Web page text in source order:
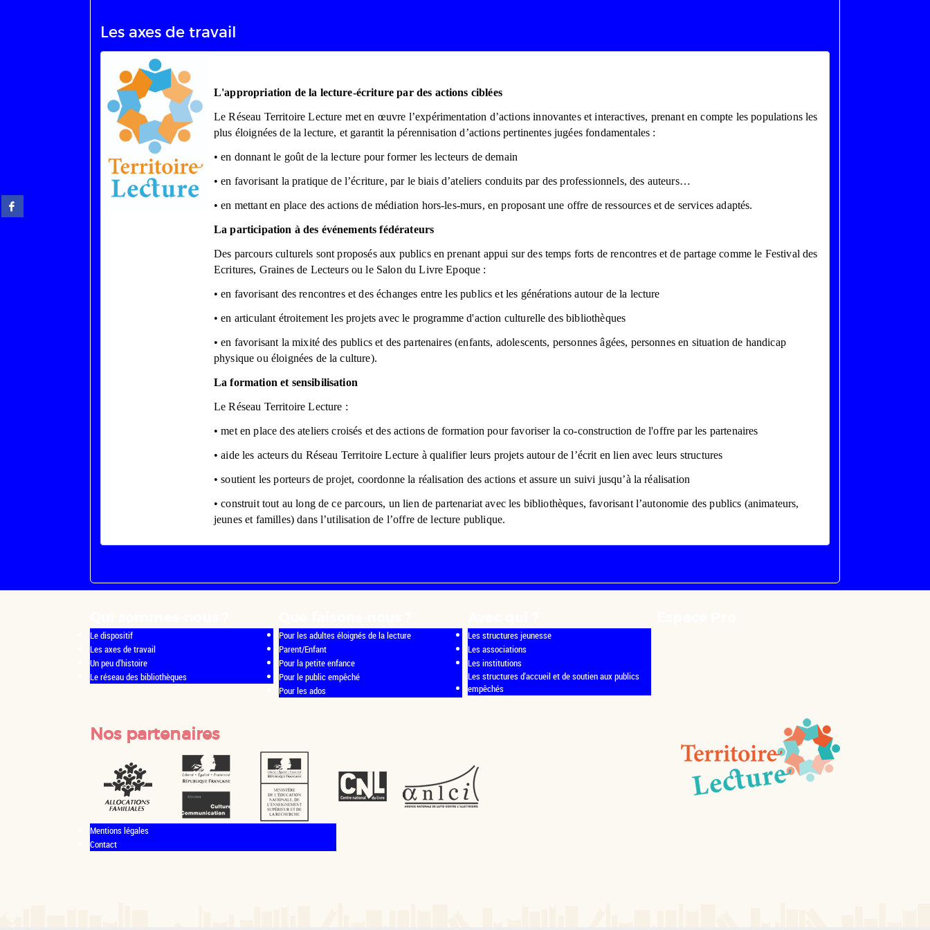
Partager
sur
Les axes de travail
L'appropriation de la lecture-écriture par des actions ciblées
Le Réseau Territoire Lecture met en œuvre l’expérimentation d’actions innovantes et interactives, prenant en compte les populations les
plus éloignées de la lecture, et garantit la pérennisation d’actions pertinentes jugées fondamentales :
• en donnant le goût de la lecture pour former les lecteurs de demain
• en favorisant la pratique de l’écriture, par le biais d’ateliers conduits par des professionnels, des auteurs…
• en mettant en place des actions de médiation hors-les-murs, en proposant une offre de ressources et de services adaptés.
La participation à des événements fédérateurs
Des parcours culturels sont proposés aux publics en prenant appui sur des temps forts de rencontres et de partage comme le Festival des
Ecritures, Graines de Lecteurs ou le Salon du Livre Epoque :
• en favorisant des rencontres et des échanges entre les publics et les générations autour de la lecture
• en articulant étroitement les projets avec le programme d'action culturelle des bibliothèques
• en favorisant la mixité des publics et des partenaires (enfants, adolescents, personnes âgées, personnes en situation de handicap
physique ou éloignées de la culture).
La formation et sensibilisation
Le Réseau Territoire Lecture :
• met en place des ateliers croisés et des actions de formation pour favoriser la co-construction de l'offre par les partenaires
• aide les acteurs du Réseau Territoire Lecture à qualifier leurs projets autour de l’écrit en lien avec leurs structures
• soutient les porteurs de projet, coordonne la réalisation des actions et assure un suivi jusqu’à la réalisation
• construit tout au long de ce parcours, un lien de partenariat avec les bibliothèques, favorisant l’autonomie des publics (animateurs,
jeunes et familles) dans l’utilisation de l’offre de lecture publique.
Le dispositif
Les axes de travail
Un peu d'histoire
Le réseau des bibliothèques
Pour les adultes éloignés de la lecture
Parent/Enfant
Pour la petite enfance
Pour le public empêché
Pour les ados
Les structures jeunesse
Les associations
Les institutions
Les structures d'accueil et de soutien aux publics
empêchés
Nos partenaires
Mentions légales
Contact